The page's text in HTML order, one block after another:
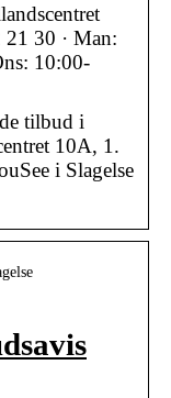
21 30 · Man:
10:00-
tilbud i
10A, 1.
i Slagelse